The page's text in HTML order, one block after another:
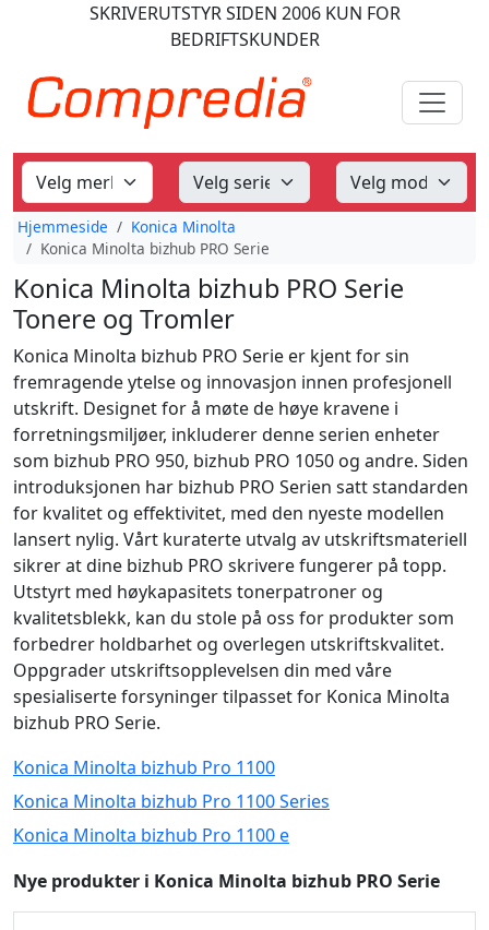
SKRIVERUTSTYRSIDEN 2006KUN FOR
BEDRIFTSKUNDER
Hjemmeside
Konica Minolta
Konica Minolta bizhub PRO Serie
Konica Minolta bizhub PRO Serie
Tonere og Tromler
Konica Minolta bizhub PRO Serie er kjent for sin
fremragende ytelse og innovasjon innen profesjonell
utskrift. Designet for å møte de høye kravene i
forretningsmiljøer, inkluderer denne serien enheter
som bizhub PRO 950, bizhub PRO 1050 og andre. Siden
introduksjonen har bizhub PRO Serien satt standarden
for kvalitet og effektivitet, med den nyeste modellen
lansert nylig. Vårt kuraterte utvalg av utskriftsmateriell
sikrer at dine bizhub PRO skrivere fungerer på topp.
Utstyrt med høykapasitets tonerpatroner og
kvalitetsblekk, kan du stole på oss for produkter som
forbedrer holdbarhet og overlegen utskriftskvalitet.
Oppgrader utskriftsopplevelsen din med våre
spesialiserte forsyninger tilpasset for Konica Minolta
bizhub PRO Serie.
Konica Minolta bizhub Pro 1100
Konica Minolta bizhub Pro 1100 Series
Konica Minolta bizhub Pro 1100 e
Nye produkter i Konica Minolta bizhub PRO Serie